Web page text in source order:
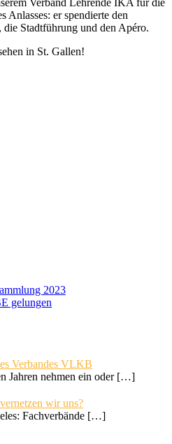
Anlasses: er spendierte den
Stadtführung und den Apéro.
in St. Gallen!
2023
gelungen
Verbandes VLKB
Jahren nehmen ein oder […]
wir uns?
Fachverbände […]